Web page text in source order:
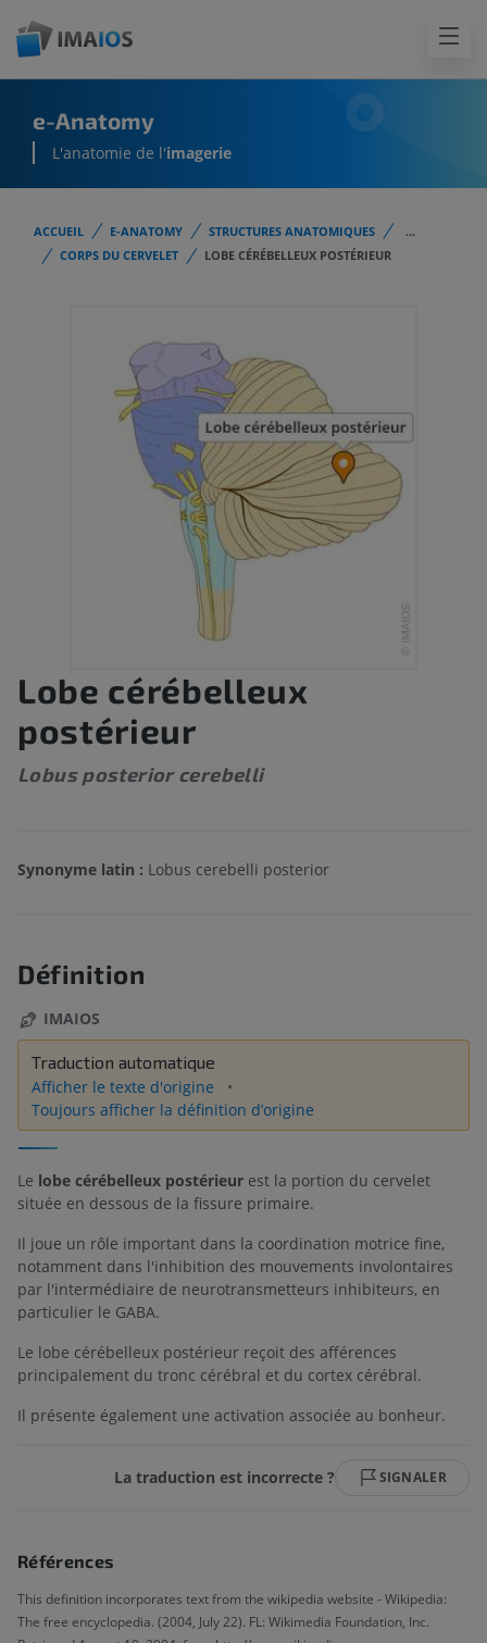
e-Anatomy
L'anatomie de l'imagerie
ACCUEIL E-ANATOMY STRUCTURES ANATOMIQUES
...
CORPS DU CERVELET
LOBE CÉRÉBELLEUX POSTÉRIEUR
Lobe cérébelleux
postérieur
Lobus posterior cerebelli
Synonyme latin : Lobus cerebelli posterior
Définition
IMAIOS
Traduction automatique
Afficher le texte d'origine
Toujours afficher la définition d’origine
Le lobe cérébelleux postérieur est la portion du cervelet
située en dessous de la fissure primaire.
Il joue un rôle important dans la coordination motrice fine,
notamment dans l'inhibition des mouvements involontaires
par l'intermédiaire de neurotransmetteurs inhibiteurs, en
particulier le GABA.
Le lobe cérébelleux postérieur reçoit des afférences
principalement du tronc cérébral et du cortex cérébral.
Il présente également une activation associée au bonheur.
La traduction est incorrecte ? SIGNALER
Références
This definition incorporates text from the wikipedia website - Wikipedia:
The free encyclopedia. (2004, July 22). FL: Wikimedia Foundation, Inc.